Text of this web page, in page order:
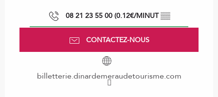
08 21 23 55 00 (0.12€/MINUT▒▒
CONTACTEZ-NOUS
billetterie.dinardemeraudetourisme.com